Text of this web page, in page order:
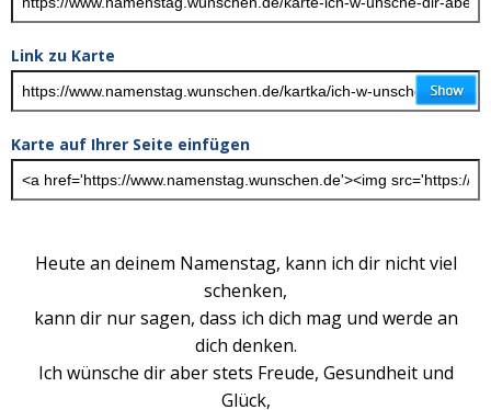
Link zu Karte
Karte auf Ihrer Seite einfügen
Heute an deinem Namenstag, kann ich dir nicht viel
schenken,
kann dir nur sagen, dass ich dich mag und werde an
dich denken.
Ich wünsche dir aber stets Freude, Gesundheit und
Glück,